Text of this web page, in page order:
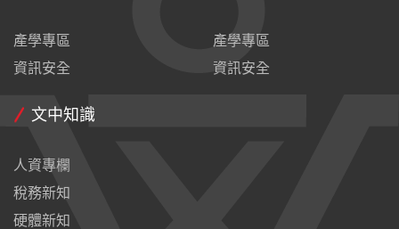
產學專區
資訊安全
產學專區
資訊安全
文中知識
人資專欄
稅務新知
硬體新知